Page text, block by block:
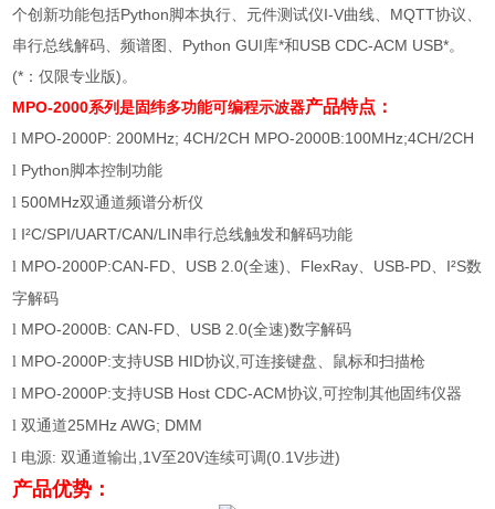
个创新功能包括Python脚本执行、元件测试仪I-V曲线、 MQTT协议、
串行总线解码、频谱图、 Python GUI库*和USB CDC-ACM USB*。
(* ：仅限专业版)。
MPO-2000系列是固纬多功能可编程示波器产品特点：
l MPO-2000P: 200MHz; 4CH/2CH MPO-2000B:100MHz;4CH/2CH
l Python脚本控制功能
l 500MHz双通道频谱分析仪
l I²C/SPI/UART/CAN/LIN串行总线触发和解码功能
l MPO-2000P:CAN-FD USB 2.0(全速) FlexRay USB-PD I²S数
字解码
l MPO-2000B: CAN-FD USB 2.0(全速)数字解码
l MPO-2000P:支持USB HID协议 ,可连接键盘、鼠标和扫描枪
l MPO-2000P:支持USB Host CDC-ACM协议 ,可控制其他固纬仪器
l 双通道25MHz AWG; DMM
l 电源:双通道输出 ,1V至20V连续可调(0.1V步进)
产品优势：